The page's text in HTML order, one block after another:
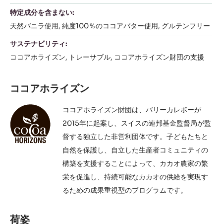
特定成分を含まない:
天然バニラ使用 純度100％のココアバター使用 グルテンフリー
サステナビリティ:
ココアホライズン
トレーサブル ココアホライズン財団の支援
ココアホライズン
ココアホライズン財団は、バリーカレボーが
2015年に起案し、スイスの連邦基金監督局が監
督する独立した非営利団体です。子どもたちと
自然を保護し、自立した生産者コミュニティの
構築を支援することによって、カカオ農家の繁
栄を促進し、持続可能なカカオの供給を実現す
るための成果重視型のプログラムです。
荷姿